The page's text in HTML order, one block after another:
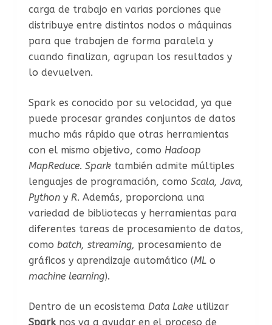
carga de trabajo en varias porciones que
distribuye entre distintos nodos o máquinas
para que trabajen de forma paralela y
cuando finalizan, agrupan los resultados y
lo devuelven.
Spark es conocido por su velocidad, ya que
puede procesar grandes conjuntos de datos
mucho más rápido que otras herramientas
con el mismo objetivo, como Hadoop
MapReduce. Spark también admite múltiples
lenguajes de programación, como Scala, Java,
PythonyR. Además, proporciona una
variedad de bibliotecas y herramientas para
diferentes tareas de procesamiento de datos,
como batch, streaming, procesamiento de
gráficos y aprendizaje automático (MLo
machine learning).
Dentro de un ecosistema Data Lakeutilizar
Spark nos va a ayudar en el proceso de